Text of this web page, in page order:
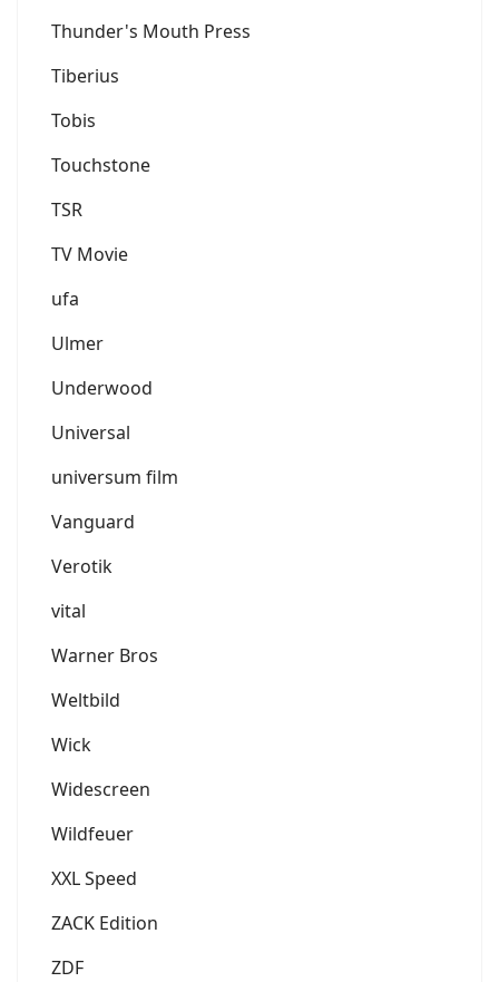
Thunder's Mouth Press
Tiberius
Tobis
Touchstone
TSR
TV Movie
ufa
Ulmer
Underwood
Universal
universum film
Vanguard
Verotik
vital
Warner Bros
Weltbild
Wick
Widescreen
Wildfeuer
XXL Speed
ZACK Edition
ZDF